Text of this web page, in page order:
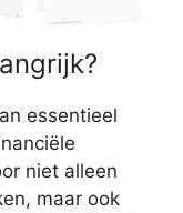
essentieel
niet alleen
maar ook